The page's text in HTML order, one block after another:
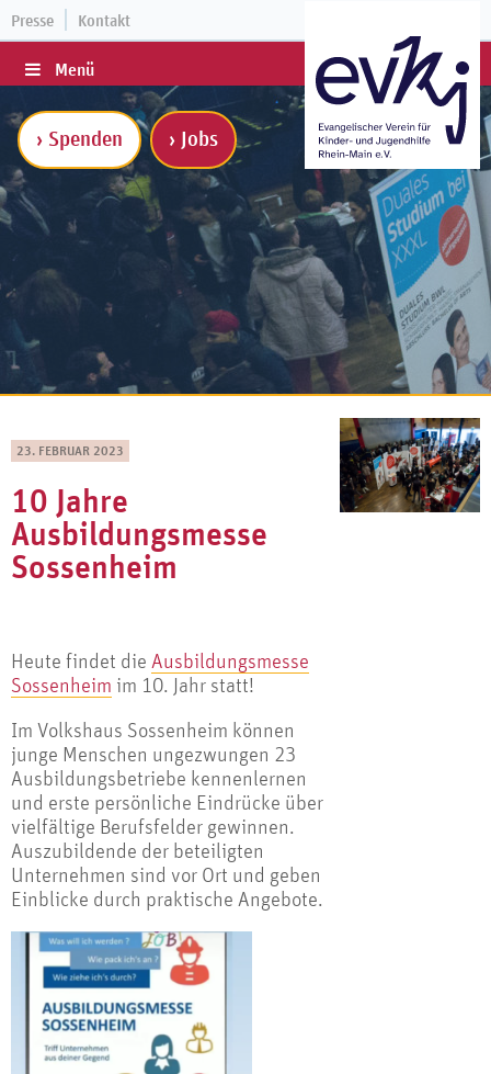
Presse Kontakt
Menü
› Spenden › Jobs
23. FEBRUAR 2023
10 Jahre
Ausbildungsmesse
Sossenheim
Heute findet die Ausbildungsmesse
Sossenheim im 10. Jahr statt!
Im Volkshaus Sossenheim können
junge Menschen ungezwungen 23
Ausbildungsbetriebe kennenlernen
und erste persönliche Eindrücke über
vielfältige Berufsfelder gewinnen.
Auszubildende der beteiligten
Unternehmen sind vor Ort und geben
Einblicke durch praktische Angebote.